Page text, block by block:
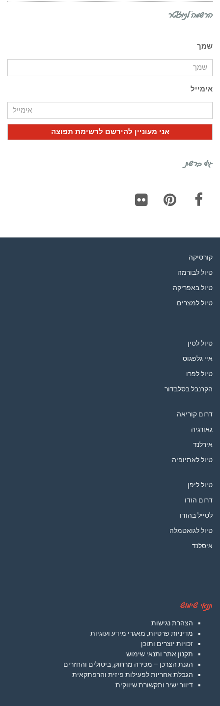
הרשמה לניוזלטר
שמך
אימייל
גילי ברשת
קורסיקה
טיול לבורמה
טיול באפריקה
טיול למצרים
טיול לסין
איי גלפגוס
טיול לפרו
הקרנבל בסלבדור
דרום קוריאה
גאורגיה
אירלנד
טיול לאתיופיה
טיול ליפן
דרום הודו
לטייל בהודו
טיול לגואטמלה
איסלנד
תנאי שימוש
הצהרת נגישות
מדיניות פרטיות, מאגרי מידע ועוגיות
זכויות יוצרים ותוכן
תקנון אתר ותנאי שימוש
הגנת הצרכן – מכירה מרחוק, ביטולים והחזרים
הגבלת אחריות לפעילות פיזית והרפתקאית
דיוור ישיר ותקשורת שיווקית